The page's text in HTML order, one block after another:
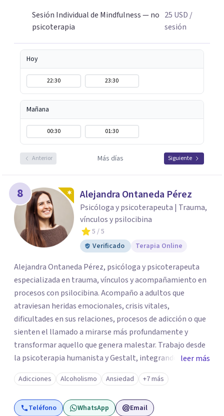
pensamientos y experiencias.
Sesión Individual de Mindfulness — no
psicoterapia
25 USD /
sesión
Hoy
22:30 23:30
Mañana
00:30 01:30
Anterior Más días Siguiente
8 Alejandra Ontaneda Pérez
Psicóloga y psicoterapeuta | Trauma,
vínculos y psilocibina
5 / 5
Verificado
Terapia Online
Alejandra Ontaneda Pérez, psicóloga y psicoterapeuta
especializada en trauma, vínculos y acompañamiento en
procesos con psilocibina. Acompaño a adultos que
atraviesan heridas emocionales, crisis vitales,
dificultades en sus relaciones, procesos de adicción o que
sienten el llamado a mirarse más profundamente y
transformar aquello que genera malestar. Trabajo desde
la psicoterapia humanista y Gestalt, integrando una
mirada sistémica, herramientas corporales y un
acompañamiento ético en la preparación e integración
de experiencias con setas medicinales (psilocibina). Mi
enfoque combina lo emocional, lo corporal y lo vincular
leer más
Adicciones Alcoholismo Ansiedad +7 más
Teléfono WhatsApp Email